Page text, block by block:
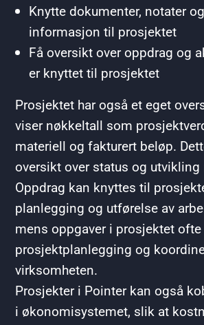
Knytte dokumenter, notater
informasjon til prosjektet
Få oversikt over oppdrag og
er knyttet til prosjektet
Prosjektet har også et eget
viser nøkkeltall som
materiell og fakturert beløp.
oversikt over status og
Oppdrag kan knyttes til
planlegging og utførelse av
mens oppgaver i prosjektet
prosjektplanlegging og
virksomheten.
Prosjekter i Pointer kan også
i økonomisystemet, slik at